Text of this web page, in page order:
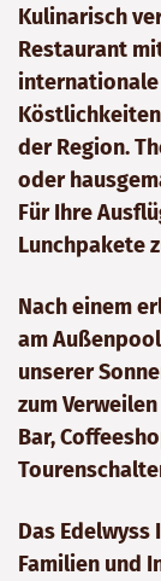
Kulinarisch
Restaurant
der Region.
oder
Für Ihre
Lunchpakete
Nach einem
am
unserer
zum
Bar,
Das
Familien und